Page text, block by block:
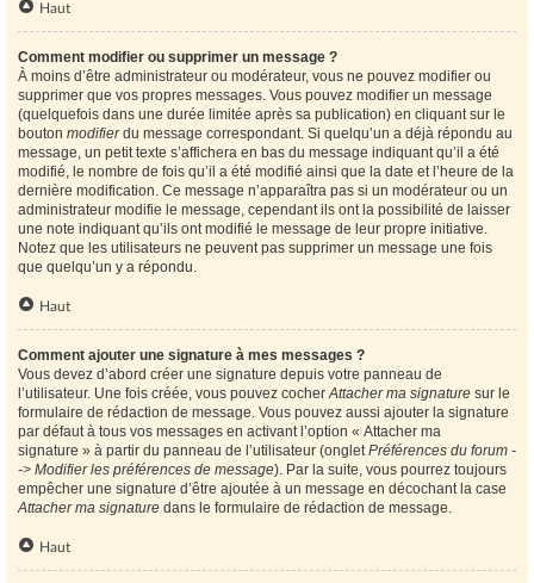
Haut
Comment modifier ou supprimer un message ?
À moins d’être administrateur ou modérateur, vous ne pouvez modifier ou
supprimer que vos propres messages. Vous pouvez modifier un message
(quelquefois dans une durée limitée après sa publication) en cliquant sur le
bouton modifierdu message correspondant. Si quelqu’un a déjà répondu au
message, un petit texte s’affichera en bas du message indiquant qu’il a été
modifié, le nombre de fois qu’il a été modifié ainsi que la date et l’heure de la
dernière modification. Ce message n’apparaîtra pas si un modérateur ou un
administrateur modifie le message, cependant ils ont la possibilité de laisser
une note indiquant qu’ils ont modifié le message de leur propre initiative.
Notez que les utilisateurs ne peuvent pas supprimer un message une fois
que quelqu’un y a répondu.
Haut
Comment ajouter une signature à mes messages ?
Vous devez d’abord créer une signature depuis votre panneau de
l’utilisateur. Une fois créée, vous pouvez cocherAttacher ma signature sur le
formulaire de rédaction de message. Vous pouvez aussi ajouter la signature
par défaut à tous vos messages en activant l’option « Attacher ma
signature » à partir du panneau de l’utilisateur (ongletPréférences du forum -
-> Modifier les préférences de message). Par la suite, vous pourrez toujours
empêcher une signature d’être ajoutée à un message en décochant la case
Attacher ma signature dans le formulaire de rédaction de message.
Haut